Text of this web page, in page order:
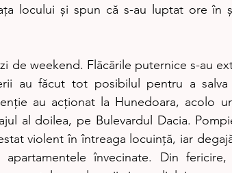
locului și spun că s-au luptat ore în
de weekend. Flăcările puternice s-au
au făcut tot posibilul pentru a salva
au acționat la Hunedoara, acolo
al doilea, pe Bulevardul Dacia.
violent în întreaga locuință, iar
învecinate. Din